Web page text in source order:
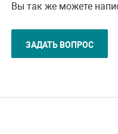
Вы так же можете
ЗАДАТЬ ВОПРОС